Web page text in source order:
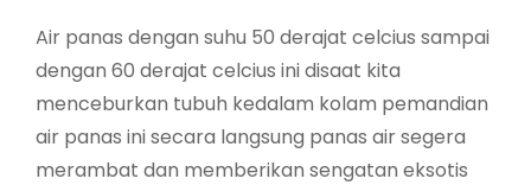
Air panas dengan suhu 50 derajat celcius sampai
dengan 60 derajat celcius ini disaat kita
menceburkan tubuh kedalam kolam pemandian
air panas ini secara langsung panas air segera
merambat dan memberikan sengatan eksotis